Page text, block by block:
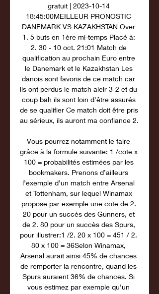
gratuit | 2023-10-14
18:45:00MEILLEUR PRONOSTIC
DANEMARK VS KAZAKHSTAN Over
1. 5 buts en 1ère mi-temps Placé à:
2. 30 - 10 oct. 21:01 Match de
qualification au prochain Euro entre
le Danemark et le Kazakhstan Les
danois sont favoris de ce match car
ils ont perdus le match alelr 3-2 et du
coup bah ils sont loin d'être assurés
de se qualifier Ce match doit être pris
au sérieux, ils auront ma confiance 2.
Vous pourrez notamment le faire
grâce à la formule suivante: 1 /cote x
100 = probabilités estimées par les
bookmakers. Prenons d’ailleurs
l’exemple d’un match entre Arsenal
et Tottenham, sur lequel Winamax
propose par exemple une cote de 2.
20 pour un succès des Gunners, et
de 2. 80 pour un succès des Spurs,
pour illustrer:1 /2. 20 x 100 = 451 / 2.
80 x 100 = 36Selon Winamax,
Arsenal aurait ainsi 45% de chances
de remporter la rencontre, quand les
Spurs auraient 36% de chances. Si
vous estimez par exemple qu’un